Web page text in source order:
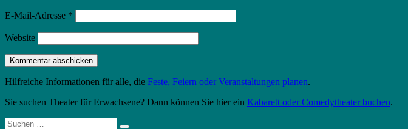
E-Mail-Adresse *
Website
Hilfreiche Informationen für alle, die Feste, Feiern oder Veranstaltungen planen.
Sie suchen Theater für Erwachsene? Dann können Sie hier ein Kabarett oder Comedytheater buchen.
Suche